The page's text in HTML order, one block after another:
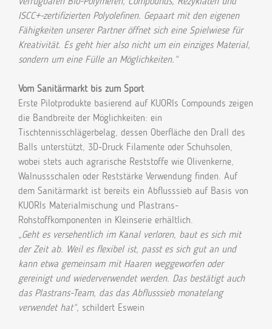
ISCC+-zertifizierten Polyolefinen. Gepaart mit den eigenen
Fähigkeiten unserer Partner öffnet sich eine Spielwiese für
Kreativität. Es geht hier also nicht um ein einziges Material,
sondern um eine Fülle an Möglichkeiten.“
Vom Sanitärmarkt bis zum Sport
Erste Pilotprodukte basierend auf KUORIs Compounds zeigen
die Bandbreite der Möglichkeiten: ein
Tischtennisschlägerbelag, dessen Oberfläche den Drall des
Balls unterstützt, 3D-Druck Filamente oder Schuhsolen,
wobei stets auch agrarische Reststoffe wie Olivenkerne,
Walnussschalen oder Reststärke Verwendung finden. Auf
dem Sanitärmarkt ist bereits ein Abflusssieb auf Basis von
KUORIs Materialmischung und Plastrans-
Rohstoffkomponenten in Kleinserie erhältlich.
„Geht es versehentlich im Kanal verloren, baut es sich mit
der Zeit ab. Weil es flexibel ist, passt es sich gut an und
kann etwa gemeinsam mit Haaren weggeworfen oder
gereinigt und wiederverwendet werden. Das bestätigt auch
das Plastrans-Team, das das Abflusssieb monatelang
verwendet hat“, schildert Eswein